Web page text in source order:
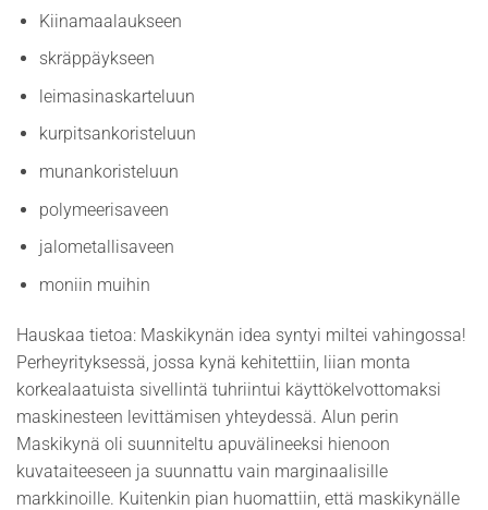
Kiinamaalaukseen
skräppäykseen
leimasinaskarteluun
kurpitsankoristeluun
munankoristeluun
polymeerisaveen
jalometallisaveen
moniin muihin
Hauskaa tietoa: Maskikynän idea syntyi miltei vahingossa!
Perheyrityksessä, jossa kynä kehitettiin, liian monta
korkealaatuista sivellintä tuhriintui käyttökelvottomaksi
maskinesteen levittämisen yhteydessä. Alun perin
Maskikynä oli suunniteltu apuvälineeksi hienoon
kuvataiteeseen ja suunnattu vain marginaalisille
markkinoille. Kuitenkin pian huomattiin, että maskikynälle